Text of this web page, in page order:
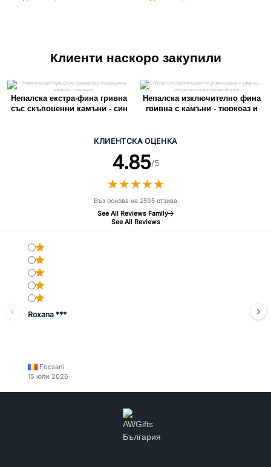
Клиенти наскоро закупили
Непалска екстра-фина гривна
със скъпоценни камъни - син
Непалска изключително фина
гривна с камъни - тюркоаз и
КЛИЕНТСКА ОЦЕНКА
4.85/5
★★★★★
★★★★★
Въз основа на 2595 отзива
See All Reviews Family
See All Reviews
Roxana ***
Focsani
15 юли 2026